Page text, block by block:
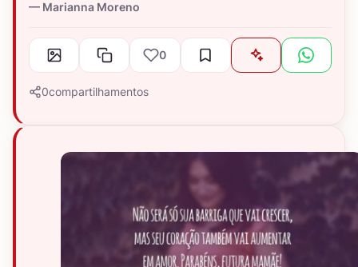
Marianna Moreno
0
0compartilhamentos